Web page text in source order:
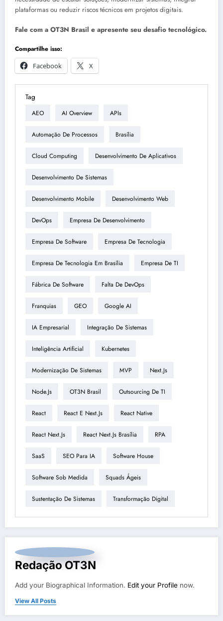
plataformas ou reduzir riscos técnicos em projetos digitais.
Fale com a OT3N Brasil e apresente seu desafio tecnológico.
Compartilhe isso:
Facebook
X
Tag
AEO AI Overview APIs
Automação De Processos Brasília
Cloud Computing Desenvolvimento De Aplicativos
Desenvolvimento De Sistemas
Desenvolvimento Mobile Desenvolvimento Web
DevOps Empresa De Desenvolvimento
Empresa De Software Empresa De Tecnologia
Empresa De Tecnologia Em Brasília Empresa De TI
Fábrica De Software Falta De DevOps
Franquias GEO Google AI
IA Empresarial Integração De Sistemas
Inteligência Artificial Kubernetes
Modernização De Sistemas MVP Next.js
Node.js OT3N Brasil Outsourcing De TI
React React E Next.js React Native
React Next.js React Next.js Brasília RPA
SaaS SEO Para IA Software House
Software Sob Medida Squads Ágeis
Sustentação De Sistemas Transformação Digital
Redação OT3N
Add your Biographical Information. Edit your Profile now.
View All Posts